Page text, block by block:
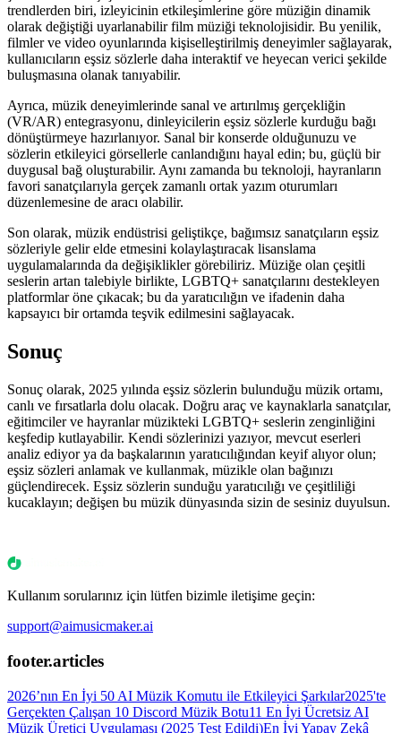
trendlerden biri, izleyicinin etkileşimlerine göre müziğin dinamik
olarak değiştiği uyarlanabilir film müziği teknolojisidir. Bu yenilik,
filmler ve video oyunlarında kişiselleştirilmiş deneyimler sağlayarak,
kullanıcıların eşsiz sözlerle daha interaktif ve heyecan verici şekilde
buluşmasına olanak tanıyabilir.
Ayrıca, müzik deneyimlerinde sanal ve artırılmış gerçekliğin
(VR/AR) entegrasyonu, dinleyicilerin eşsiz sözlerle kurduğu bağı
dönüştürmeye hazırlanıyor. Sanal bir konserde olduğunuzu ve
sözlerin etkileyici görsellerle canlandığını hayal edin; bu, güçlü bir
duygusal bağ oluşturabilir. Aynı zamanda bu teknoloji, hayranların
favori sanatçılarıyla gerçek zamanlı ortak yazım oturumları
düzenlemesine de aracı olabilir.
Son olarak, müzik endüstrisi geliştikçe, bağımsız sanatçıların eşsiz
sözleriyle gelir elde etmesini kolaylaştıracak lisanslama
uygulamalarında da değişiklikler görebiliriz. Müziğe olan çeşitli
seslerin artan talebiyle birlikte, LGBTQ+ sanatçılarını destekleyen
platformlar öne çıkacak; bu da yaratıcılığın ve ifadenin daha
kapsayıcı bir ortamda teşvik edilmesini sağlayacak.
Sonuç
Sonuç olarak, 2025 yılında eşsiz sözlerin bulunduğu müzik ortamı,
canlı ve fırsatlarla dolu olacak. Doğru araç ve kaynaklarla sanatçılar,
eğitimciler ve hayranlar müzikteki LGBTQ+ seslerin zenginliğini
keşfedip kutlayabilir. Kendi sözlerinizi yazıyor, mevcut eserleri
analiz ediyor ya da başkalarının yaratıcılığından keyif alıyor olun;
eşsiz sözleri anlamak ve kullanmak, müzikle olan bağınızı
güçlendirecek. Eşsiz sözlerin sunduğu yaratıcılığı ve çeşitliliği
kucaklayın; değişen bu müzik dünyasında sizin de sesiniz duyulsun.
Kullanım sorularınız için lütfen bizimle iletişime geçin:
support@aimusicmaker.ai
footer.articles
2026’nın En İyi 50 AI Müzik Komutu ile Etkileyici Şarkılar2025'te
Gerçekten Çalışan 10 Discord Müzik Botu11 En İyi Ücretsiz AI
Müzik Üretici Uygulaması (2025 Test Edildi)En İyi Yapay Zekâ